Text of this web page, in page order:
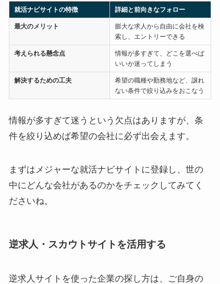
就活ナビサイトの特徴 詳細と前向きなフォロー
最大のメリット
膨大な求人から自由に会社を検
索し、エントリーできる
考えられる懸念点
情報が多すぎて、どこを選べば
いいか迷ってしまう
解決するための工夫
希望の職種や勤務地など、譲れ
ない条件で絞り込みをおこなう
情報が多すぎて迷うという欠点はありますが、条
件を絞り込めば希望の会社に必ず出会えます。
まずはメジャーな就活ナビサイトに登録し、世の
中にどんな会社があるのかをチェックしてみてく
ださいね。
逆求人・スカウトサイトを活用する
逆求人サイトを使った企業の探し方は、ご自身の